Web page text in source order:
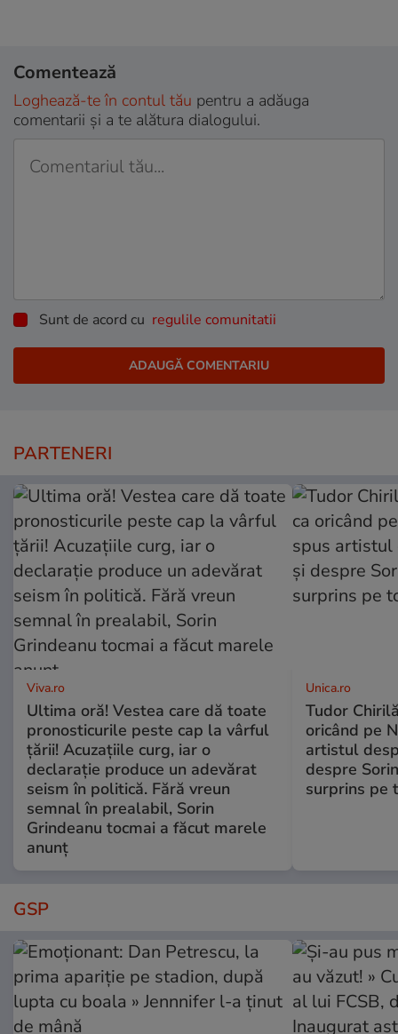
Comentează
Loghează-te în contul tău pentru a adăuga
comentarii și a te alătura dialogului.
Sunt de acord cu regulile comunitatii
PARTENERI
Viva.ro
Ultima oră! Vestea care dă toate
pronosticurile peste cap la vârful
țării! Acuzațiile curg, iar o
declarație produce un adevărat
seism în politică. Fără vreun
semnal în prealabil, Sorin
Grindeanu tocmai a făcut marele
anunț
Unica.ro
Tudor
oricând pe
artistul
despre
surprins pe
GSP